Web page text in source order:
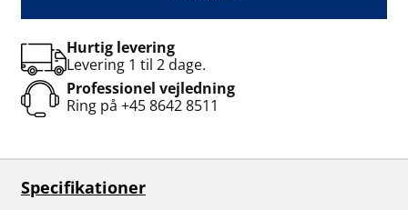
Hurtig levering
Levering 1 til 2 dage.
Professionel vejledning
Ring på +45 8642 8511
Specifikationer